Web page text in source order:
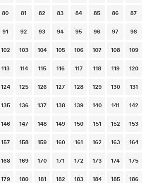
80 81 82 83 84 85 86 87
91 92 93 94 95 96 97 98
102 103 104 105 106 107 108 109
113 114 115 116 117 118 119 120
124 125 126 127 128 129 130 131
135 136 137 138 139 140 141 142
146 147 148 149 150 151 152 153
157 158 159 160 161 162 163 164
168 169 170 171 172 173 174 175
179 180 181 182 183 184 185 186